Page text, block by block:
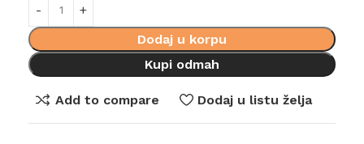
Dodaj u korpu
Kupi odmah
Add to compare Dodaj u listu želja